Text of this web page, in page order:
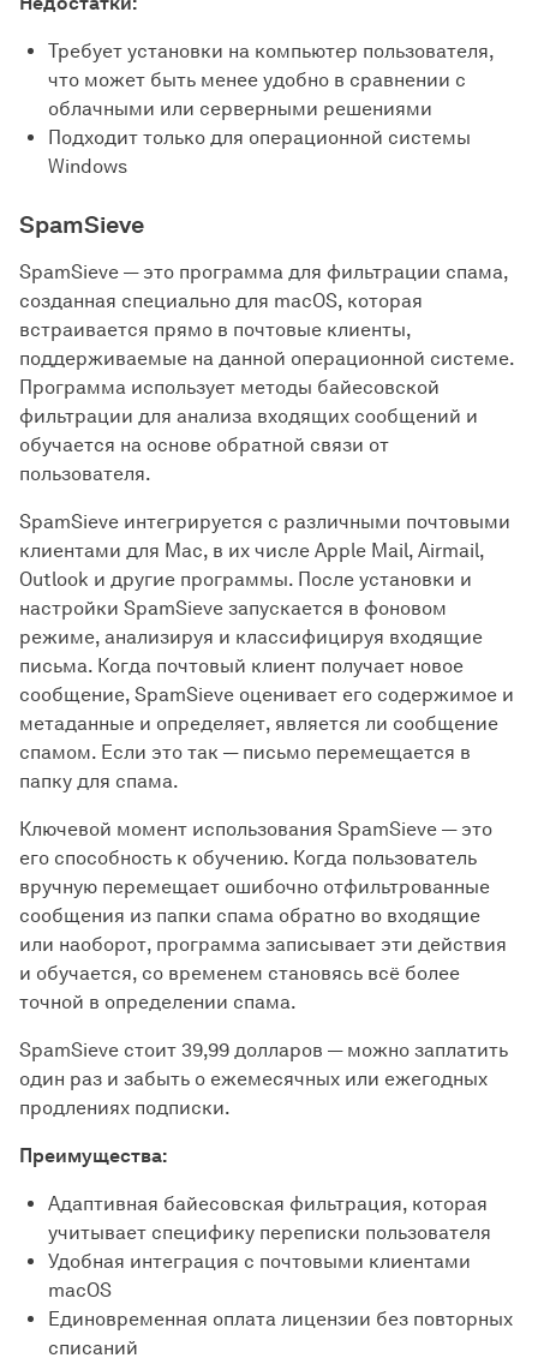
Требует установки на компьютер пользователя,
что может быть менее удобно в сравнении с
облачными или серверными решениями
Подходит только для операционной системы
Windows
SpamSieve
SpamSieve — это программа для фильтрации спама,
созданная специально для macOS, которая
встраивается прямо в почтовые клиенты,
поддерживаемые на данной операционной системе.
Программа использует методы байесовской
фильтрации для анализа входящих сообщений и
обучается на основе обратной связи от
пользователя.
SpamSieve интегрируется с различными почтовыми
клиентами для Mac, в их числе Apple Mail, Airmail,
Outlook и другие программы. После установки и
настройки SpamSieve запускается в фоновом
режиме, анализируя и классифицируя входящие
письма. Когда почтовый клиент получает новое
сообщение, SpamSieve оценивает его содержимое и
метаданные и определяет, является ли сообщение
спамом. Если это так — письмо перемещается в
папку для спама.
Ключевой момент использования SpamSieve — это
его способность к обучению. Когда пользователь
вручную перемещает ошибочно отфильтрованные
сообщения из папки спама обратно во входящие
или наоборот, программа записывает эти действия
и обучается, со временем становясь всё более
точной в определении спама.
SpamSieve стоит 39,99 долларов — можно заплатить
один раз и забыть о ежемесячных или ежегодных
продлениях подписки.
Преимущества:
Адаптивная байесовская фильтрация, которая
учитывает специфику переписки пользователя
Удобная интеграция с почтовыми клиентами
macOS
Единовременная оплата лицензии без повторных
списаний